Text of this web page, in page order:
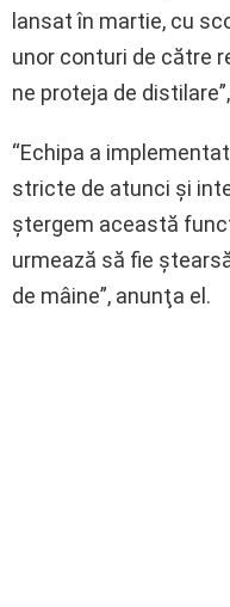
lansat în martie, cu
unor conturi de către
ne proteja de
“Echipa a
stricte de atunci şi
ştergem această
urmează să fie
de mâine”, anunţa el.